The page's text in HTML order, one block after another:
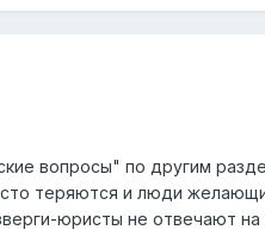
вопросы" по другим
теряются и люди
юристы не отвечают на